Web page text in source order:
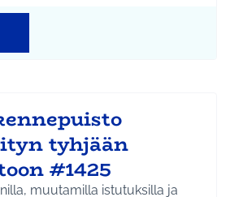
tyhjään
#1425
muutamilla istutuksilla ja